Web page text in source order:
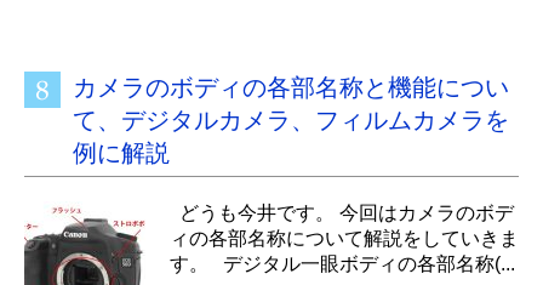
カメラのボディの各部名称と機能につい
て、デジタルカメラ、フィルムカメラを
例に解説
どうも今井です。 今回はカメラのボデ
ィの各部名称について解説をしていきま
す。 デジタル一眼ボディの各部名称(...